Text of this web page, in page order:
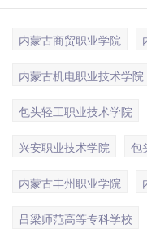
内蒙古商贸职业学院
内蒙古机电职业技术学院
包头轻工职业技术学院
兴安职业技术学院 包
内蒙古丰州职业学院
吕梁师范高等专科学校